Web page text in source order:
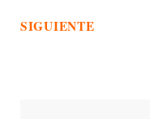
SIGUIENTE